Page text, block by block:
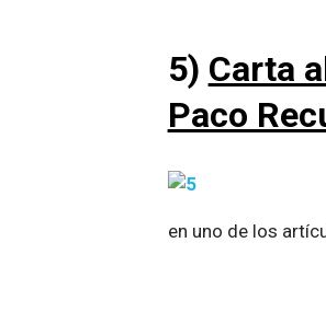
5) Carta
Paco
en uno de los